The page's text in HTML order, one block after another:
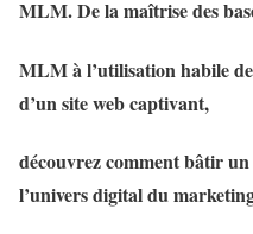
MLM. De la maîtrise des
MLM à l’utilisation habile
d’un site web captivant,
découvrez comment bâtir
l’univers digital du